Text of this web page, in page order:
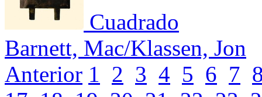
Cuadrado
Barnett, Mac/Klassen, Jon
Anterior 1 2 3 4 5 6 7